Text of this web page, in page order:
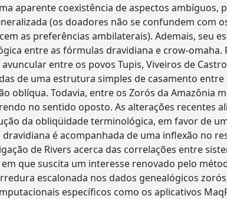
aparente coexistência de aspectos ambíguos,
(os doadores não se confundem com
as preferências ambilaterais). Ademais, seu
entre as fórmulas dravidiana e crow-omaha.
entre os povos Tupis, Viveiros de
de uma estrutura simples de casamento
oblíqua. Todavia, entre os Zorós da Amazônia
no sentido oposto. As alterações recentes
da obliqüidade terminológica, em favor de
dravidiana é acompanhada de uma inflexão no
de Rivers acerca das correlações entre
que suscita um interesse renovado pelo
escalonada nos dados genealógicos
específicos como os aplicativos